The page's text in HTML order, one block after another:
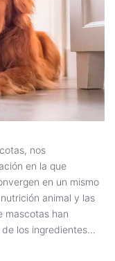
nos
en la que
en un mismo
animal y las
mascotas han
los ingredientes…